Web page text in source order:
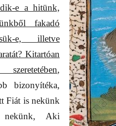
e a hitünk,
fakadó
e, illetve
Kitartóan
,
bizonyítéka,
Fiát is nekünk
Aki